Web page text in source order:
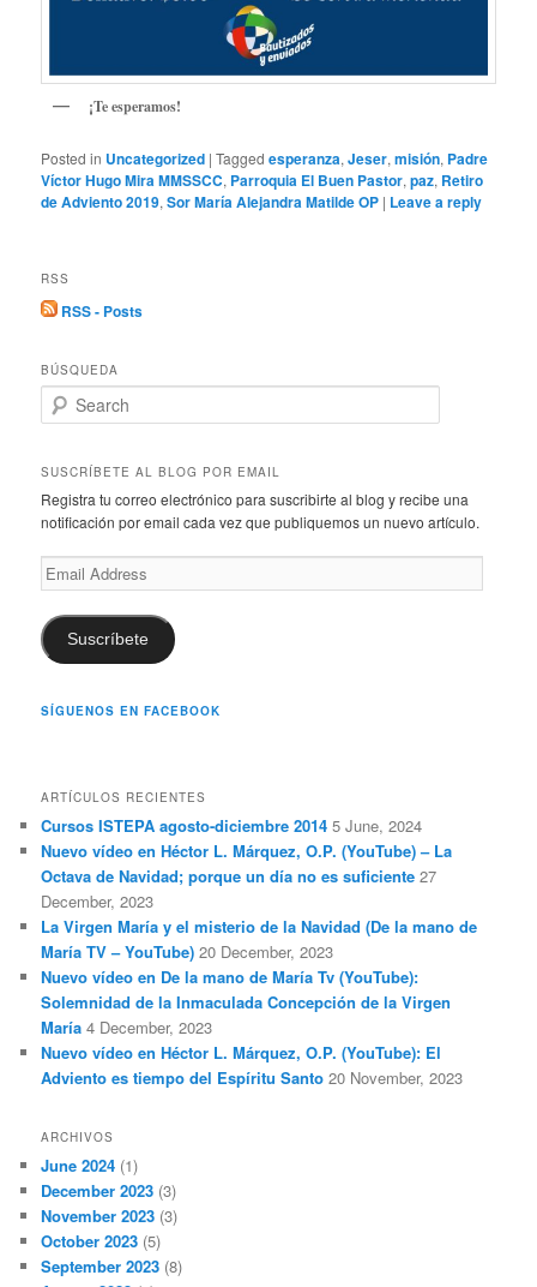
¡Te esperamos!
Posted in Uncategorized |Tagged esperanza,Jeser,misión, Padre
Víctor Hugo Mira MMSSCC, Parroquia El Buen Pastor,paz, Retiro
de Adviento 2019,Sor María Alejandra Matilde OP | Leave a reply
RSS
RSS - Posts
BÚSQUEDA
e
r
h
SUSCRÍBETE AL BLOG POR EMAIL
Registra tu correo electrónico para suscribirte al blog y recibe una
notificación por email cada vez que publiquemos un nuevo artículo.
Email
Address
Suscríbete
SÍGUENOS EN FACEBOOK
ARTÍCULOS RECIENTES
Cursos ISTEPA agosto-diciembre 2014 5 June, 2024
Nuevo vídeo en Héctor L. Márquez, O.P. (YouTube) – La
Octava de Navidad; porque un día no es suficiente 27
December, 2023
La Virgen María y el misterio de la Navidad (De la mano de
María TV – YouTube) 20 December, 2023
Nuevo vídeo en De la mano de María Tv (YouTube):
Solemnidad de la Inmaculada Concepción de la Virgen
María 4 December, 2023
Nuevo vídeo en Héctor L. Márquez, O.P. (YouTube): El
Adviento es tiempo del Espíritu Santo 20 November, 2023
ARCHIVOS
June 2024 (1)
December 2023 (3)
November 2023 (3)
October 2023 (5)
September 2023 (8)